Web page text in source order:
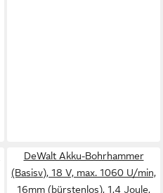
DeWalt Akku-Bohrhammer
(Basisv), 18 V, max. 1060 U/min,
16mm (bürstenlos), 1,4 Joule,